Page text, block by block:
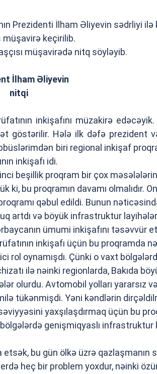
Prezidenti İlham Əliyevin sədrliyi ilə
keçirilib.
müşavirədə nitq söyləyib.
İlham Əliyevin
nitqi
inkişafını müzakirə
göstərilir. Hələ ilk dəfə prezident
biri regional inkişaf
inkişafı idi.
beşillik proqram bir çox məsələlərin
bu proqramın davamı olmalıdır.
qəbul edildi. Bunun
artdı və böyük infrastruktur
ümumi inkişafını təsəvvür
inkişafı üçün bu proqramda
oynamışdı. Çünki o vaxt
ilə nəinki regionlarda, Bakıda
olurdu. Avtomobil yolları yararsız
tükənmişdi. Yəni kəndlərin
yaxşılaşdırmaq üçün bu
genişmiqyaslı infrastruktur
bu gün ölkə üzrə qazlaşmanın
heç bir problem yoxdur, nəinki